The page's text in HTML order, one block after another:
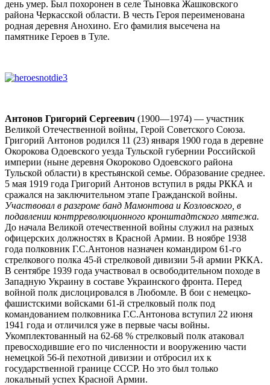
день умер. Был похоронен в селе Тыновка Жашковского
района Черкасской области. В честь Героя переименована
родная деревня Анохино. Его фамилия высечена на
памятнике Героев в Туле.
Антонов Григорий Сергеевич (1900—1974) — участник
Великой Отечественной войны, Герой Советского Союза.
Григорий Антонов родился 11 (23) января 1900 года в деревне
Окорокова Одоевского уезда Тульской губернии Российской
империи (ныне деревня Окороково Одоевского района
Тульской области) в крестьянской семье. Образование среднее.
5 мая 1919 года Григорий Антонов вступил в ряды РККА и
сражался на заключительном этапе Гражданской войны.
Участвовал в разгроме банд Мамонтова и Козловского, в
подавлении контрреволюционного кронштадтского мятежа.
До начала Великой отечественной войны служил на разных
офицерских должностях в Красной Армии. В ноябре 1938
года полковник Г.С.Антонов назначен командиром 61-го
стрелкового полка 45-й стрелковой дивизии 5-й армии РККА.
В сентябре 1939 года участвовал в освободительном походе в
Западную Украину в составе Украинского фронта. Перед
войной полк дислоцировался в Любомле. В бои с немецко-
фашистскими войсками 61-й стрелковый полк под
командованием полковника Г.С.Антонова вступил 22 июня
1941 года и отличился уже в первые часы войны.
Укомплектованный на 62-68 % стрелковый полк атаковал
превосходившие его по численности и вооружению части
немецкой 56-й пехотной дивизии и отбросил их к
государственной границе СССР. Но это был только
локальный успех Красной Армии.